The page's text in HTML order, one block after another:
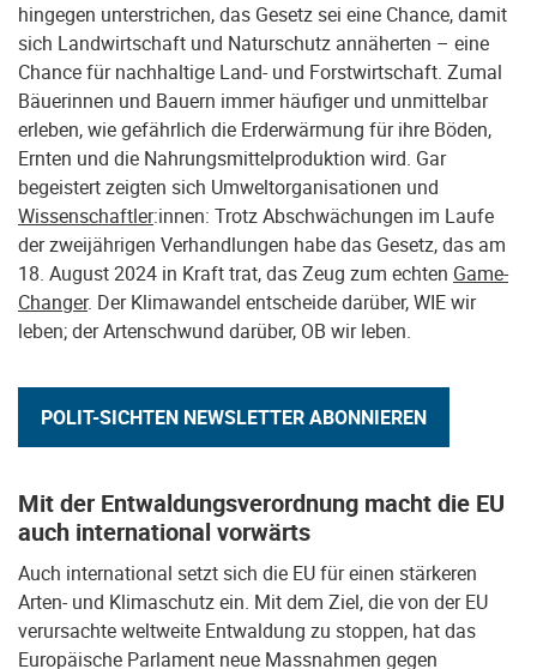
hingegen unterstrichen, das Gesetz sei eine Chance, damit
sich Landwirtschaft und Naturschutz annäherten – eine
Chance für nachhaltige Land- und Forstwirtschaft. Zumal
Bäuerinnen und Bauern immer häufiger und unmittelbar
erleben, wie gefährlich die Erderwärmung für ihre Böden,
Ernten und die Nahrungsmittelproduktion wird. Gar
begeistert zeigten sich Umweltorganisationen und
Wissenschaftler:innen: Trotz Abschwächungen im Laufe
der zweijährigen Verhandlungen habe das Gesetz, das am
18. August 2024 in Kraft trat, das Zeug zum echten Game-
Changer. Der Klimawandel entscheide darüber, WIE wir
leben; der Artenschwund darüber, OB wir leben.
POLIT-SICHTEN NEWSLETTER ABONNIEREN
Mit der Entwaldungsverordnung macht die EU
auch international vorwärts
Auch international setzt sich die EU für einen stärkeren
Arten- und Klimaschutz ein. Mit dem Ziel, die von der EU
verursachte weltweite Entwaldung zu stoppen, hat das
Europäische Parlament neue Massnahmen gegen